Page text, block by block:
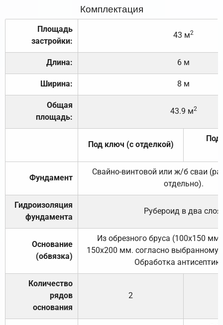
Комплектация
Площадь
застройки:
43 м2
Длина: 6 м
Ширина: 8 м
Общая
площадь:
43.9 м2
Под ключ (с отделкой)
Под
Фундамент
Свайно-винтовой или ж/б сваи
отдельно).
Гидроизоляция
фундамента
Рубероид в два слоя.
Основание
(обвязка)
Из обрезного бруса (100х150
150х200 мм. согласно выбранному
Обработка
Количество
рядов
основания
2